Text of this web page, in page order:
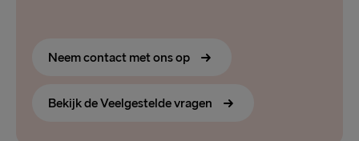
Neem contact met ons op
Bekijk de Veelgestelde vragen